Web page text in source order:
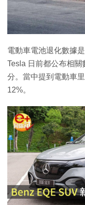
電動車電池退化數據
Tesla 日前都公布相
分。當中提到電動車
12%。